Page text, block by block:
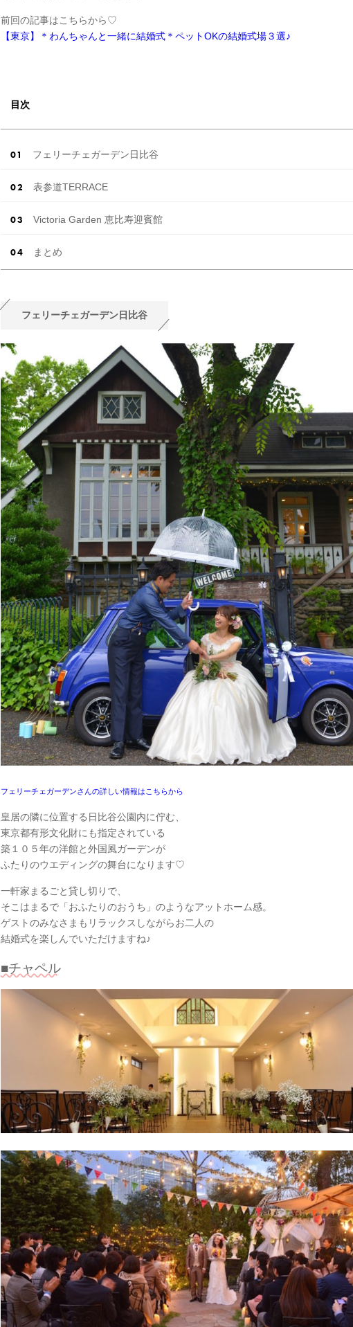
前回の記事はこちらから♡
【東京】＊わんちゃんと一緒に結婚式＊ペットOKの結婚式場３選♪
目次
フェリーチェガーデン日比谷
表参道TERRACE
Victoria Garden 恵比寿迎賓館
まとめ
フェリーチェガーデン日比谷
フェリーチェガーデンさんの詳しい情報はこちらから
皇居の隣に位置する日比谷公園内に佇む、
東京都有形文化財にも指定されている
築１０５年の洋館と外国風ガーデンが
ふたりのウエディングの舞台になります♡
一軒家まるごと貸し切りで、
そこはまるで「おふたりのおうち」のようなアットホーム感。
ゲストのみなさまもリラックスしながらお二人の
結婚式を楽しんでいただけますね♪
■チャペル